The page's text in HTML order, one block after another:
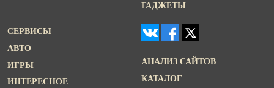
ГАДЖЕТЫ
СЕРВИСЫ
АВТО
ИГРЫ
ИНТЕРЕСНОЕ
АНАЛИЗ САЙТОВ
КАТАЛОГ